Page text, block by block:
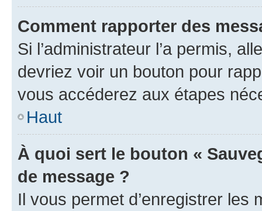
Comment rapporter des
Si l’administrateur l’a permis,
devriez voir un bouton pour
vous accéderez aux étapes
Haut
À quoi sert le bouton «
de message ?
Il vous permet d’enregistrer